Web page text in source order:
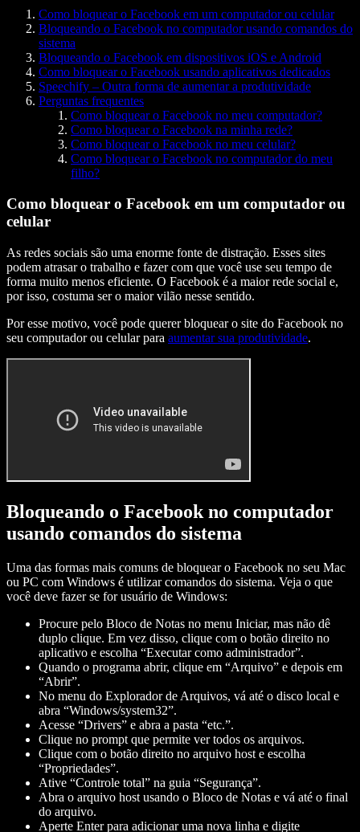
Como bloquear o Facebook em um computador ou celular
Bloqueando o Facebook no computador usando comandos do
sistema
Bloqueando o Facebook em dispositivos iOS e Android
Como bloquear o Facebook usando aplicativos dedicados
Speechify – Outra forma de aumentar a produtividade
Perguntas frequentes
Como bloquear o Facebook no meu computador?
Como bloquear o Facebook na minha rede?
Como bloquear o Facebook no meu celular?
Como bloquear o Facebook no computador do meu
filho?
Como bloquear o Facebook em um computador ou
celular
As redes sociais são uma enorme fonte de distração. Esses sites
podem atrasar o trabalho e fazer com que você use seu tempo de
forma muito menos eficiente. O Facebook é a maior rede social e,
por isso, costuma ser o maior vilão nesse sentido.
Por esse motivo, você pode querer bloquear o site do Facebook no
seu computador ou celular para aumentar sua produtividade.
Bloqueando o Facebook no computador
usando comandos do sistema
Uma das formas mais comuns de bloquear o Facebook no seu Mac
ou PC com Windows é utilizar comandos do sistema. Veja o que
você deve fazer se for usuário de Windows:
Procure pelo Bloco de Notas no menu Iniciar, mas não dê
duplo clique. Em vez disso, clique com o botão direito no
aplicativo e escolha “Executar como administrador”.
Quando o programa abrir, clique em “Arquivo” e depois em
“Abrir”.
No menu do Explorador de Arquivos, vá até o disco local e
abra “Windows/system32”.
Acesse “Drivers” e abra a pasta “etc.”.
Clique no prompt que permite ver todos os arquivos.
Clique com o botão direito no arquivo host e escolha
“Propriedades”.
Ative “Controle total” na guia “Segurança”.
Abra o arquivo host usando o Bloco de Notas e vá até o final
do arquivo.
Aperte Enter para adicionar uma nova linha e digite